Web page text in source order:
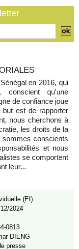
en 2016, qui
conscient qu'une
de confiance joue
est de rapporter
nous cherchons à
les droits de la
sommes conscients
et nous
se comportent
leur...
(EI)
2024
0813
DIENG
presse